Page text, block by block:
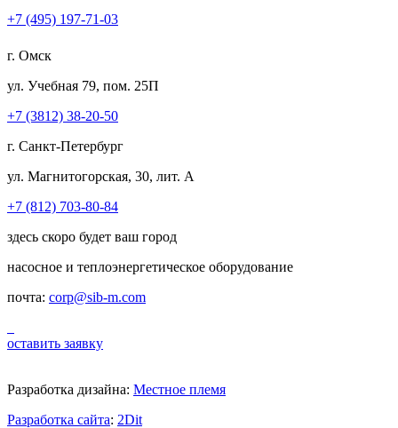
+7 (495) 197-71-03
г. Омск
ул. Учебная 79, пом. 25П
+7 (3812) 38-20-50
г. Санкт-Петербург
ул. Магнитогорская, 30, лит. А
+7 (812) 703-80-84
здесь скоро будет ваш город
насосное и теплоэнергетическое оборудование
почта: corp@sib-m.com
оставить заявку
Разработка дизайна: Местное племя
Разработка сайта: 2Dit